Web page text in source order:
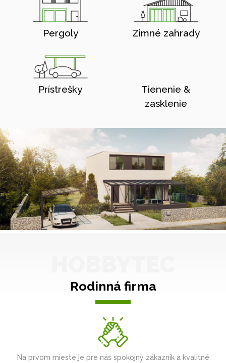
Pergoly Zimné zahrady
Prístrešky
Tienenie &
zasklenie
Rodinná firma
Na prvom mieste je pre nás spokojný zákazník a kvalitné